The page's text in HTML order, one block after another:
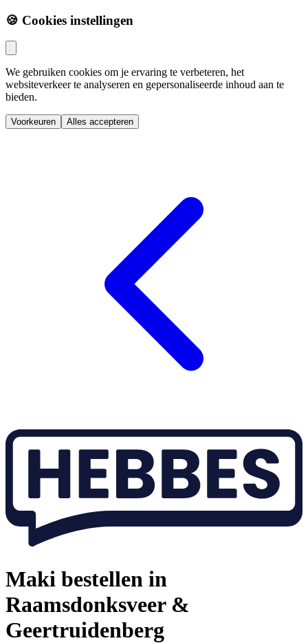
🍪 Cookies instellingen
We gebruiken cookies om je ervaring te verbeteren, het
websiteverkeer te analyseren en gepersonaliseerde inhoud aan te
bieden.
Voorkeuren Alles accepteren
Maki bestellen in
Raamsdonksveer &
Geertruidenberg